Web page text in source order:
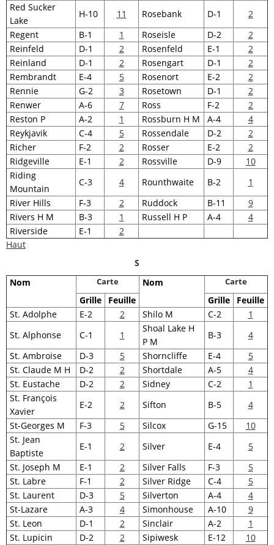
Red Sucker
Lake
H-10 11 Rosebank D-1
2
Regent
B-1 1 Roseisle D-2
2
Reinfeld
D-1 2 Rosenfeld E-1
2
Reinland
D-1 2 Rosengart D-1
2
Rembrandt
E-4 5 Rosenort E-2
2
Rennie
G-2 3 Rosetown D-1
2
Renwer
A-6 7 Ross F-2
2
Reston P
A-2 1 Rossburn H M A-4
4
Reykjavik
C-4 5 Rossendale D-2
2
Richer
F-2 2 Rosser E-2
2
Ridgeville
E-1 2 Rossville D-9
10
Riding
Mountain
C-3 4 Rounthwaite B-2
1
River Hills
F-3 2 Ruddock B-11
9
Rivers H M
B-3 1 Russell H P A-4
4
Riverside
E-1
2
Haut
S
Nom
Carte Nom Carte
Grille Feuille Grille
Feuille
St. Adolphe
E-2 2 Shilo M C-2
1
St. Alphonse
C-1 1
Shoal Lake H
P M
B-3
4
St. Ambroise
D-3 5 Shorncliffe E-4
5
St. Claude M H
D-2 2 Shortdale A-5
4
St. Eustache
D-2 2 Sidney C-2
1
St. François
Xavier
E-2 2 Sifton B-5
4
St-Georges M
F-3 5 Silcox G-15
10
St. Jean
Baptiste
E-1 2 Silver E-4
5
St. Joseph M
E-1 2 Silver Falls F-3
5
St. Labre
F-1 2 Silver Ridge C-4
5
St. Laurent
D-3 5 Silverton A-4
4
St-Lazare
A-3 4 Simonhouse A-10
9
St. Leon
D-1 2 Sinclair A-2
1
St. Lupicin
D-2 2 Sipiwesk E-12 10